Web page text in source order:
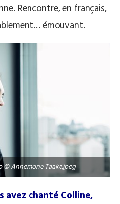
Rencontre, en français,
émouvant.
© Annemone Taake.jpeg
avez chanté Colline,